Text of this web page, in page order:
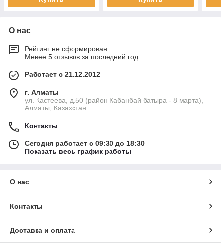
О нас
Рейтинг не сформирован
Менее 5 отзывов за последний год
Работает с 21.12.2012
г. Алматы
ул. Кастеева, д.50 (район Кабанбай батыра - 8 марта),
Алматы, Казахстан
Контакты
Сегодня работает с 09:30 до 18:30
Показать весь график работы
О нас
Контакты
Доставка и оплата